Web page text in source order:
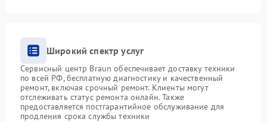
Широкий спектр услуг
Сервисный центр Braun обеспечивает доставку техники
по всей РФ, бесплатную диагностику и качественный
ремонт, включая срочный ремонт. Клиенты могут
отслеживать статус ремонта онлайн. Также
предоставляется постгарантийное обслуживание для
продления срока службы техники